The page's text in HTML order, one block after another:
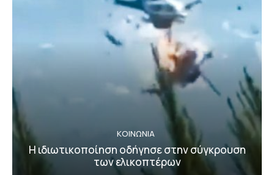
ΚΟΙΝΩΝΙΑ
Η ιδιωτικοποίηση οδήγησε στην σύγκρουση
των ελικοπτέρων